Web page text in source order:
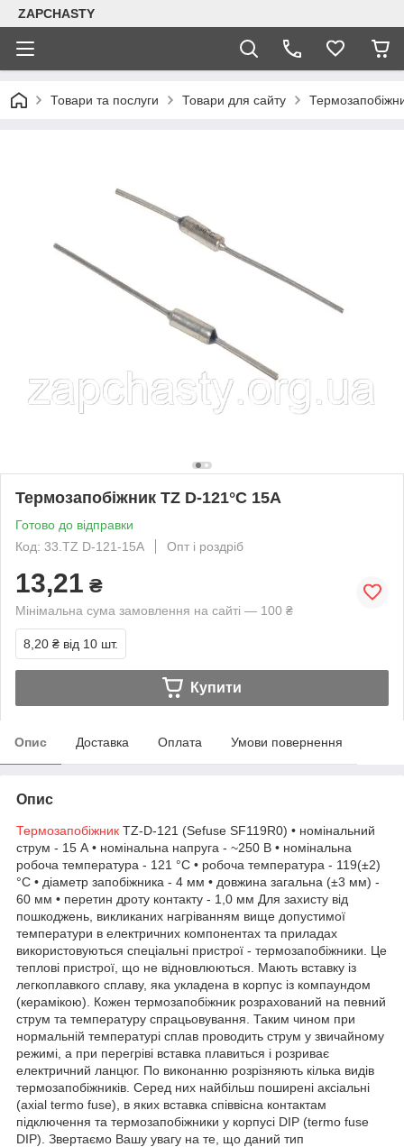
ZAPCHASTY
Товари та послуги Товари для сайту
Термозапобіжник TZ D-121°C 15A
Готово до відправки
Код: 33.TZ D-121-15A
Опт і роздріб
13,21 ₴
Мінімальна сума замовлення на сайті — 100 ₴
8,20 ₴ від 10 шт.
Купити
Опис Доставка Оплата Умови повернення
Опис
Термозапобіжник TZ-D-121 (Sefuse SF119R0) • номінальний
струм - 15 А • номінальна напруга - ~250 В • номінальна
робоча температура - 121 °С • робоча температура - 119(±2)
°С • діаметр запобіжника - 4 мм • довжина загальна (±3 мм) -
60 мм • перетин дроту контакту - 1,0 мм Для захисту від
пошкоджень, викликаних нагріванням вище допустимої
температури в електричних компонентах та приладах
використовуються спеціальні пристрої - термозапобіжники. Це
теплові пристрої, що не відновлюються. Мають вставку із
легкоплавкого сплаву, яка укладена в корпус із компаундом
(керамікою). Кожен термозапобіжник розрахований на певний
струм та температуру спрацьовування. Таким чином при
нормальній температурі сплав проводить струм у звичайному
режимі, а при перегріві вставка плавиться і розриває
електричний ланцюг. По виконанню розрізняють кілька видів
термозапобіжників. Серед них найбільш поширені аксіальні
(axial termo fuse), в яких вставка співвісна контактам
підключення та термозапобіжники у корпусі DIP (termo fuse
DIP). Звертаємо Вашу увагу на те, що даний тип